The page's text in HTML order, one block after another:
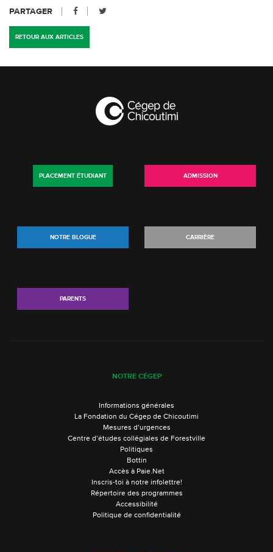
PARTAGER
RETOUR AUX ARTICLES
PLACEMENT ÉTUDIANT ADMISSION
NOTRE BLOGUE CARRIÈRE
PARENTS
NOTRE CÉGEP
Informations générales
La Fondation du Cégep de Chicoutimi
Mesures d’urgences
Centre d’études collégiales de Forestville
Politiques
Bottin
Accès à Paie.Net
Inscris-toi à notre infolettre!
Répertoire des programmes
Accessibilité
Politique de confidentialité